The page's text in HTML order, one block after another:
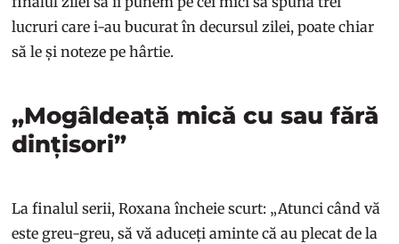
lucruri care i-au bucurat în decursul zilei, poate chiar
să le și noteze pe hârtie.
„Mogâldeață mică cu sau fără
dințisori”
La finalul serii, Roxana încheie scurt: „Atunci când vă
este greu-greu, să vă aduceți aminte că au plecat de la